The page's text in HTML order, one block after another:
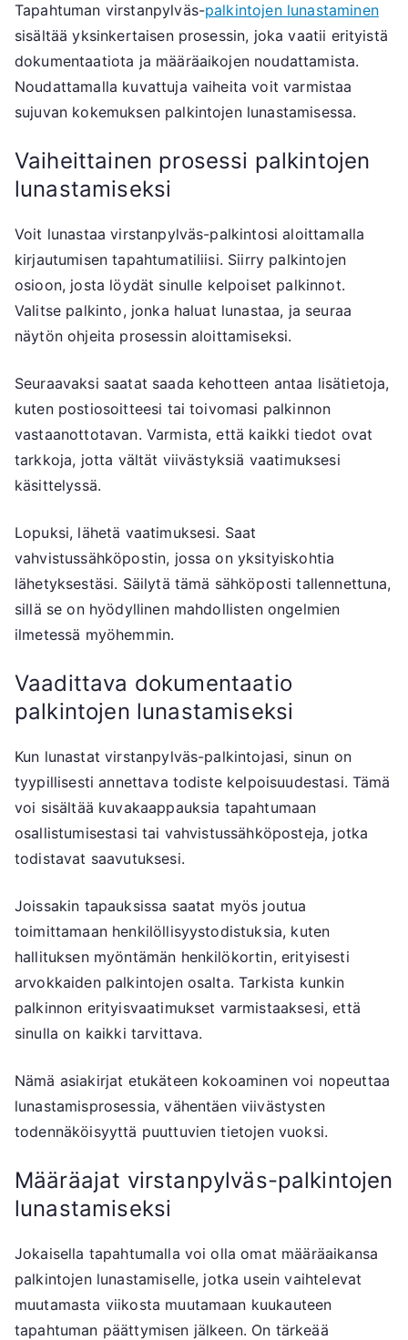
Tapahtuman virstanpylväs-palkintojen lunastaminen
sisältää yksinkertaisen prosessin, joka vaatii erityistä
dokumentaatiota ja määräaikojen noudattamista.
Noudattamalla kuvattuja vaiheita voit varmistaa
sujuvan kokemuksen palkintojen lunastamisessa.
Vaiheittainen prosessi palkintojen
lunastamiseksi
Voit lunastaa virstanpylväs-palkintosi aloittamalla
kirjautumisen tapahtumatiliisi. Siirry palkintojen
osioon, josta löydät sinulle kelpoiset palkinnot.
Valitse palkinto, jonka haluat lunastaa, ja seuraa
näytön ohjeita prosessin aloittamiseksi.
Seuraavaksi saatat saada kehotteen antaa lisätietoja,
kuten postiosoitteesi tai toivomasi palkinnon
vastaanottotavan. Varmista, että kaikki tiedot ovat
tarkkoja, jotta vältät viivästyksiä vaatimuksesi
käsittelyssä.
Lopuksi, lähetä vaatimuksesi. Saat
vahvistussähköpostin, jossa on yksityiskohtia
lähetyksestäsi. Säilytä tämä sähköposti tallennettuna,
sillä se on hyödyllinen mahdollisten ongelmien
ilmetessä myöhemmin.
Vaadittava dokumentaatio
palkintojen lunastamiseksi
Kun lunastat virstanpylväs-palkintojasi, sinun on
tyypillisesti annettava todiste kelpoisuudestasi. Tämä
voi sisältää kuvakaappauksia tapahtumaan
osallistumisestasi tai vahvistussähköposteja, jotka
todistavat saavutuksesi.
Joissakin tapauksissa saatat myös joutua
toimittamaan henkilöllisyystodistuksia, kuten
hallituksen myöntämän henkilökortin, erityisesti
arvokkaiden palkintojen osalta. Tarkista kunkin
palkinnon erityisvaatimukset varmistaaksesi, että
sinulla on kaikki tarvittava.
Nämä asiakirjat etukäteen kokoaminen voi nopeuttaa
lunastamisprosessia, vähentäen viivästysten
todennäköisyyttä puuttuvien tietojen vuoksi.
Määräajat virstanpylväs-palkintojen
lunastamiseksi
Jokaisella tapahtumalla voi olla omat määräaikansa
palkintojen lunastamiselle, jotka usein vaihtelevat
muutamasta viikosta muutamaan kuukauteen
tapahtuman päättymisen jälkeen. On tärkeää